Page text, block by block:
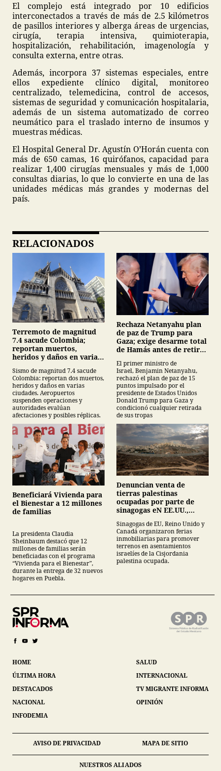
El complejo está integrado por 10 edificios
interconectados a través de más de 2.5 kilómetros
de pasillos interiores y alberga áreas de urgencias,
cirugía, terapia intensiva, quimioterapia,
hospitalización, rehabilitación, imagenología y
consulta externa, entre otras.
Además, incorpora 37 sistemas especiales, entre
ellos expediente clínico digital, monitoreo
centralizado, telemedicina, control de accesos,
sistemas de seguridad y comunicación hospitalaria,
además de un sistema automatizado de correo
neumático para el traslado interno de insumos y
muestras médicas.
El Hospital General Dr. Agustín O’Horán cuenta con
más de 650 camas, 16 quirófanos, capacidad para
realizar 1,400 cirugías mensuales y más de 1,000
consultas diarias, lo que lo convierte en una de las
unidades médicas más grandes y modernas del
país.
RELACIONADOS
Terremoto de magnitud
7.4 sacude Colombia;
reportan muertos,
heridos y daños en varias
Sismo de magnitud 7.4 sacude
Colombia: reportan dos muertos,
heridos y daños en varias
ciudades. Aeropuertos
suspenden operaciones y
autoridades evalúan
afectaciones y posibles réplicas.
Rechaza Netanyahu plan
de paz de Trump para
Gaza; exige desarme total
de Hamás antes de retirar
El primer ministro de
Israel, Benjamin Netanyahu,
rechazó el plan de paz de 15
puntos impulsado por el
presidente de Estados Unidos
Donald Trump para Gaza y
condicionó cualquier retirada
de sus tropas
Beneficiará Vivienda para
el Bienestar a 12 millones
de familias
La presidenta Claudia
Sheinbaum destacó que 12
millones de familias serán
beneficiadas con el programa
“Vivienda para el Bienestar”,
durante la entrega de 32 nuevos
hogares en Puebla.
Denuncian venta de
tierras palestinas
ocupadas por parte de
sinagogas eN EE.UU.,
Sinagogas de EU, Reino Unido y
Canadá organizaron ferias
inmobiliarias para promover
terrenos en asentamientos
israelíes de la Cisjordania
palestina ocupada.
HOME
ÚLTIMA HORA
DESTACADOS
NACIONAL
INFODEMIA
SALUD
INTERNACIONAL
TV MIGRANTE INFORMA
OPINIÓN
AVISO DE PRIVACIDAD MAPA DE SITIO
NUESTROS ALIADOS